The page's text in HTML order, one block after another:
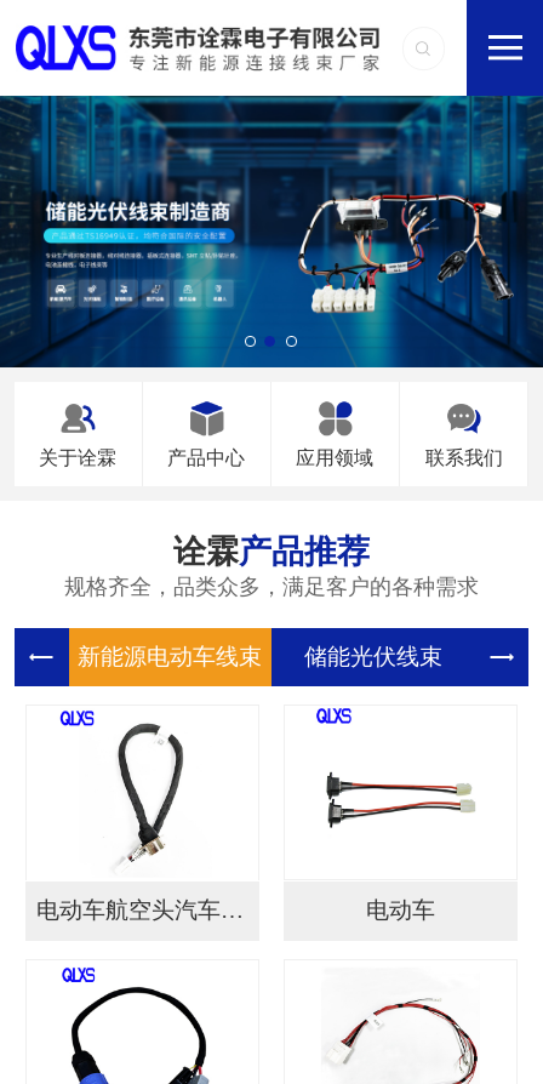
关于诠霖 产品中心 应用领域 联系我们
诠霖产品推荐
规格齐全，品类众多，满足客户的各种需求
新能源电 储能光伏
电动车航空头汽车连接... 电动车